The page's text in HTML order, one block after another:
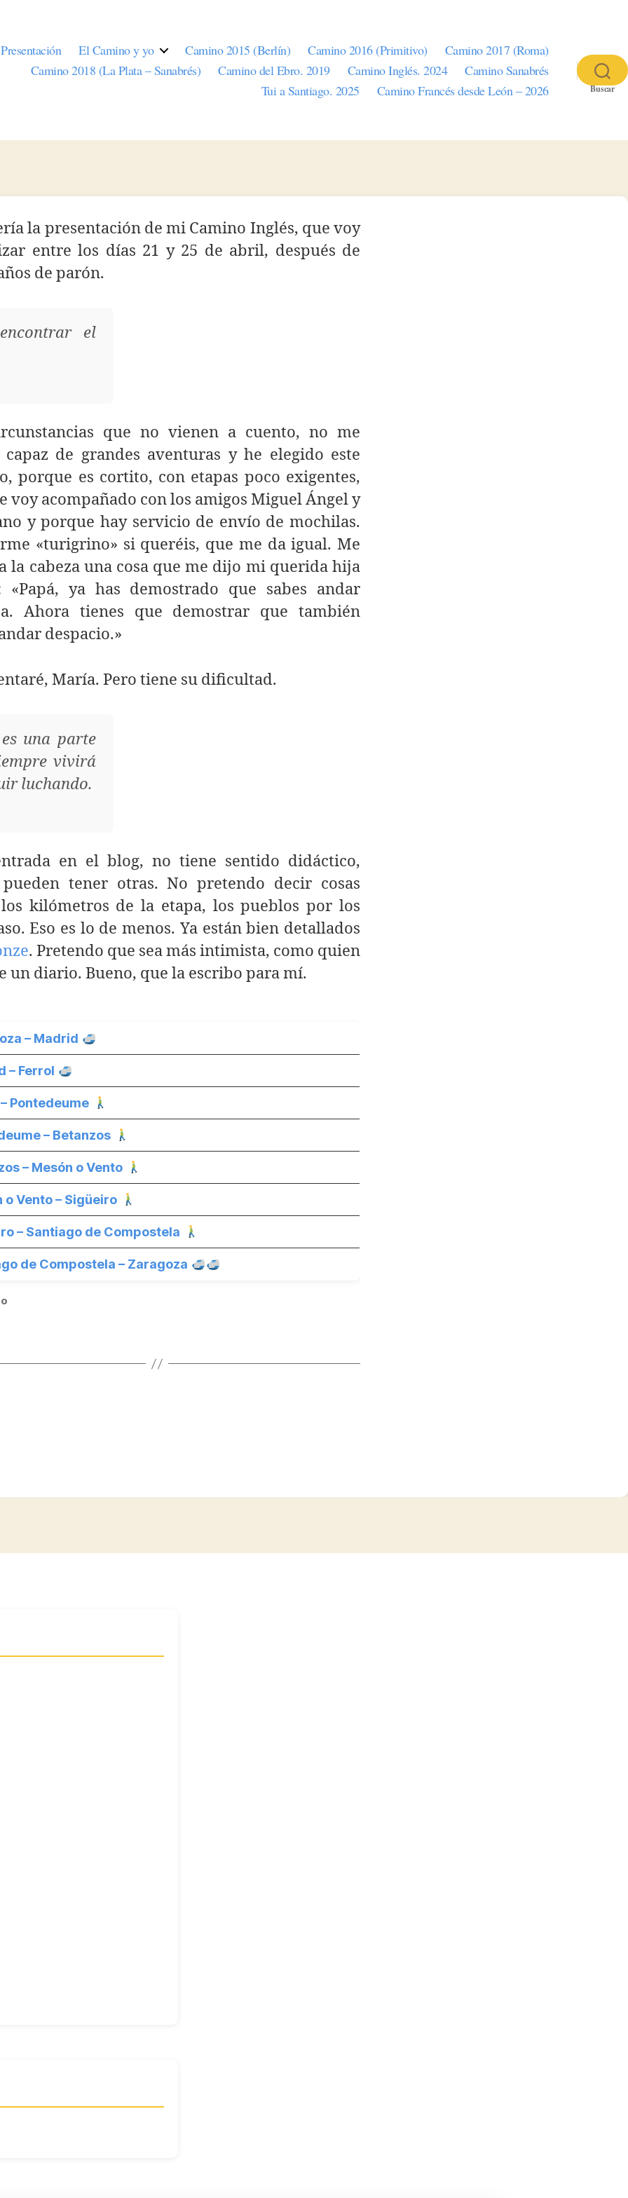
Presentación El Camino y yo Camino 2015 (Berlín) Camino 2016 (Primitivo)
Camino 2017 (Roma)
Camino 2018 (La Plata – Sanabrés)
Camino del Ebro. 2019 Camino Inglés. 2024
Camino Sanabrés
Tui a Santiago. 2025
Camino Francés desde León – 2026 Buscar
la presentación de mi Camino Inglés, que voy
entre los días 21 y 25 de abril, después de
de parón.
el
que no vienen a cuento, no me
capaz de grandes aventuras y he elegido este
porque es cortito, con etapas poco exigentes,
voy acompañado con los amigos Miguel Ángel y
y porque hay servicio de envío de mochilas.
«turigrino» si queréis, que me da igual. Me
la cabeza una cosa que me dijo mi querida hija
«Papá, ya has demostrado que sabes andar
Ahora tienes que demostrar que también
despacio.»
María. Pero tiene su dificultad.
una parte
vivirá
luchando.
en el blog, no tiene sentido didáctico,
tener otras. No pretendo decir cosas
kilómetros de la etapa, los pueblos por los
Eso es lo de menos. Ya están bien detallados
. Pretendo que sea más intimista, como quien
un diario. Bueno, que la escribo para mí.
– Madrid
– Ferrol
Pontedeume
– Betanzos
– Mesón o Vento
o Vento – Sigüeiro
– Santiago de Compostela
de Compostela – Zaragoza